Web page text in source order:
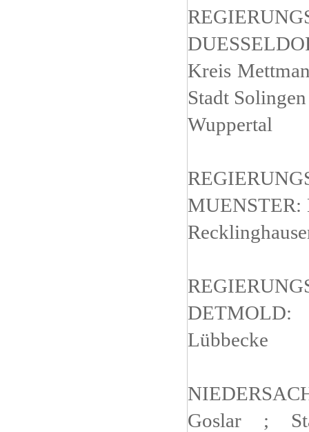
Kreis
Stadt
Wuppertal
MUENSTER:
Lübbecke
Goslar ;